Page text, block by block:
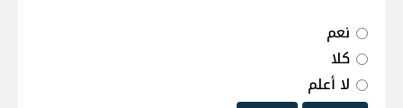
نعم
كلا
لا أعلم